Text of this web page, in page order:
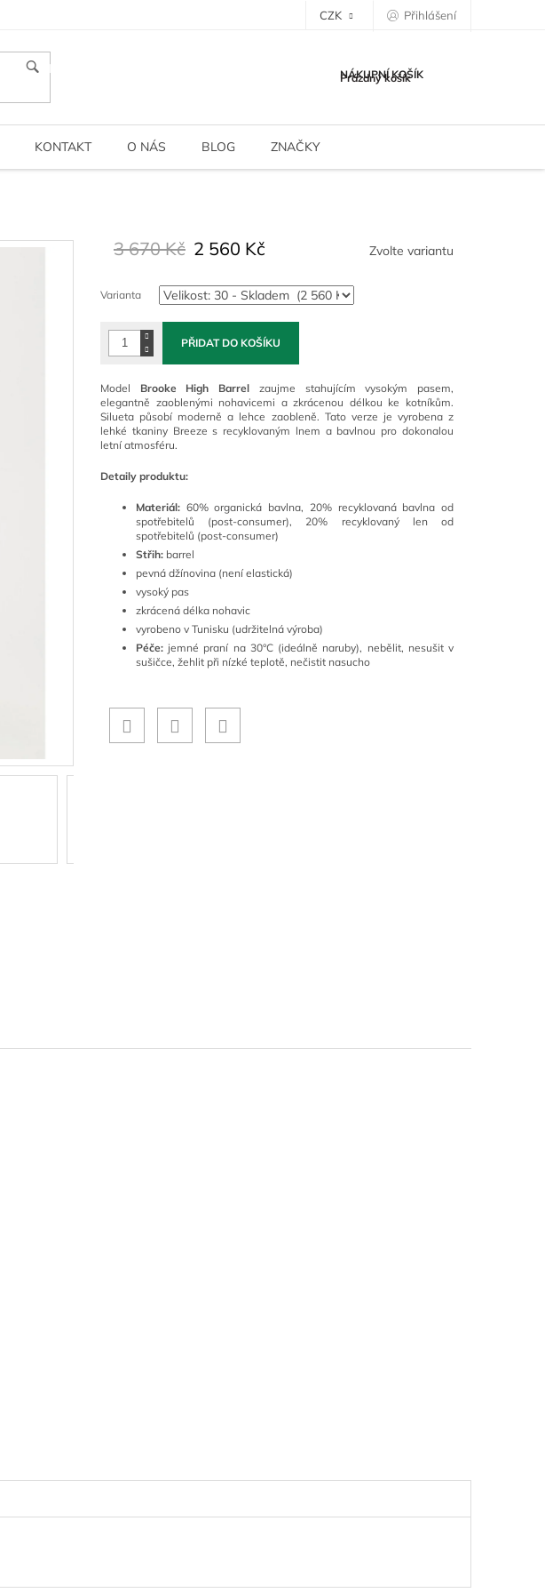
CZK Přihlášení
HLEDAT NÁKUPNÍ KOŠÍK
Prázdný košík
KONTAKT O NÁS BLOG ZNAČKY
3 670 Kč 2 560 Kč
cena:
Zvolte variantu
Varianta
PŘIDAT DO KOŠÍKU
Model Brooke High Barrel zaujme stahujícím vysokým pasem,
elegantně zaoblenými nohavicemi a zkrácenou délkou ke kotníkům.
Silueta působí moderně a lehce zaobleně. Tato verze je vyrobena z
lehké tkaniny Breeze s recyklovaným lnem a bavlnou pro dokonalou
letní atmosféru.
Detaily produktu:
Materiál: 60% organická bavlna, 20% recyklovaná bavlna od
spotřebitelů (post-consumer), 20% recyklovaný len od
spotřebitelů (post-consumer)
Střih: barrel
pevná džínovina (není elastická)
vysoký pas
zkrácená délka nohavic
vyrobeno v Tunisku (udržitelná výroba)
Péče: jemné praní na 30°C (ideálně naruby), nebělit, nesušit v
sušičce, žehlit při nízké teplotě, nečistit nasucho